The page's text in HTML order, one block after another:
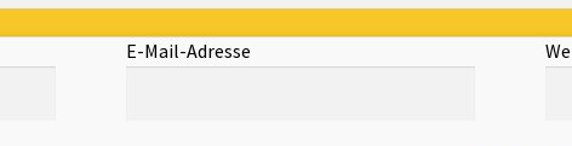
E-Mail-Adresse